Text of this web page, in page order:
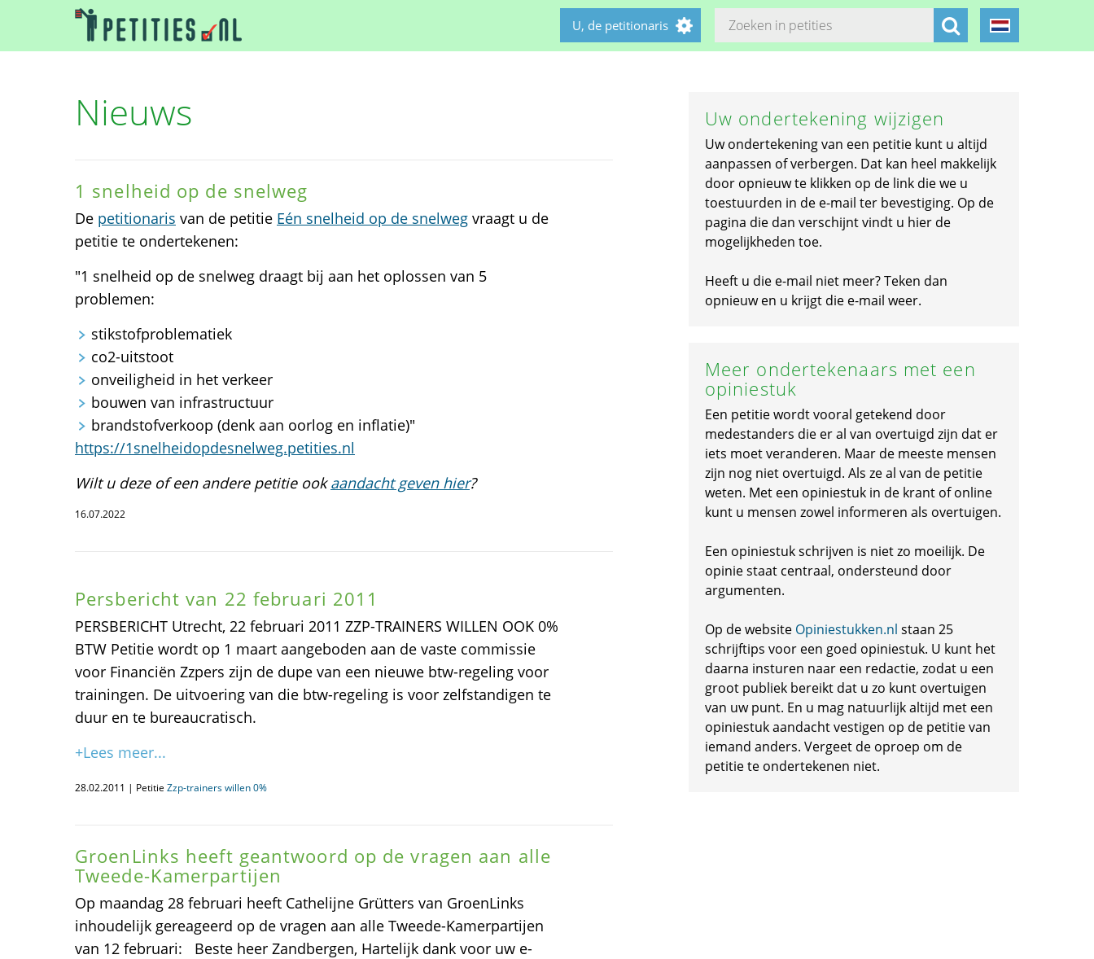
U, de petitionaris
Nieuws
1 snelheid op de snelweg
De petitionaris van de petitie Eén snelheid op de snelweg vraagt u de
petitie te ondertekenen:
"1 snelheid op de snelweg draagt bij aan het oplossen van 5
problemen:
stikstofproblematiek
co2-uitstoot
onveiligheid in het verkeer
bouwen van infrastructuur
brandstofverkoop (denk aan oorlog en inflatie)"
https://1snelheidopdesnelweg.petities.nl
Wilt u deze of een andere petitie ookaandacht geven hier?
16.07.2022
Persbericht van 22 februari 2011
PERSBERICHT Utrecht, 22 februari 2011 ZZP-TRAINERS WILLEN OOK 0%
BTW Petitie wordt op 1 maart aangeboden aan de vaste commissie
voor Financiën Zzpers zijn de dupe van een nieuwe btw-regeling voor
trainingen. De uitvoering van die btw-regeling is voor zelfstandigen te
duur en te bureaucratisch.
+Lees meer...
28.02.2011 | Petitie Zzp-trainers willen 0%
GroenLinks heeft geantwoord op de vragen aan alle
Tweede-Kamerpartijen
Op maandag 28 februari heeft Cathelijne Grütters van GroenLinks
inhoudelijk gereageerd op de vragen aan alle Tweede-Kamerpartijen
van 12 februari: Beste heer Zandbergen, Hartelijk dank voor uw e-
Uw ondertekening wijzigen
Uw ondertekening van een petitie kunt u altijd
aanpassen of verbergen. Dat kan heel makkelijk
door opnieuw te klikken op de link die we u
toestuurden in de e-mail ter bevestiging. Op de
pagina die dan verschijnt vindt u hier de
mogelijkheden toe.
Heeft u die e-mail niet meer? Teken dan
opnieuw en u krijgt die e-mail weer.
Meer ondertekenaars met een
opiniestuk
Een petitie wordt vooral getekend door
medestanders die er al van overtuigd zijn dat er
iets moet veranderen. Maar de meeste mensen
zijn nog niet overtuigd. Als ze al van de petitie
weten. Met een opiniestuk in de krant of online
kunt u mensen zowel informeren als overtuigen.
Een opiniestuk schrijven is niet zo moeilijk. De
opinie staat centraal, ondersteund door
argumenten.
Op de website Opiniestukken.nl staan 25
schrijftips voor een goed opiniestuk. U kunt het
daarna insturen naar een redactie, zodat u een
groot publiek bereikt dat u zo kunt overtuigen
van uw punt. En u mag natuurlijk altijd met een
opiniestuk aandacht vestigen op de petitie van
iemand anders. Vergeet de oproep om de
petitie te ondertekenen niet.